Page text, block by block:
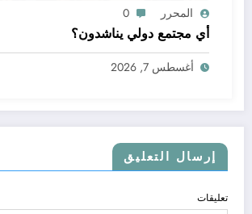
المحرر 0
أي مجتمع دولي يناشدون؟
أغسطس 7, 2026
إرسال التعليق
تعليقات